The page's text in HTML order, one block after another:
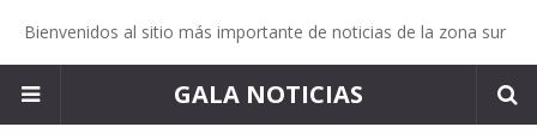
Bienvenidos al sitio más importante de noticias de la zona sur
GALA NOTICIAS